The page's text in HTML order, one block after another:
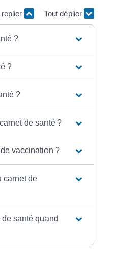
replier Tout déplier
?
?
?
de santé ?
vaccination ?
carnet de
santé quand